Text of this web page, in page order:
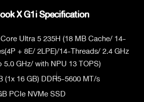
X G1i Specification
Ultra 5 235H (18 MB Cache/ 14-
+ 8E/ 2LPE)/14-Threads/ 2.4 GHz
5.0 GHz/ with NPU 13 TOPS)
(1x 16 GB) DDR5-5600 MT/s
PCIe NVMe SSD